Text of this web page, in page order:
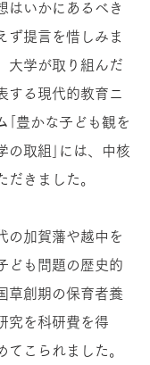
はいかにあるべき
ず提言を惜しみま
大学が取り組んだ
する現代的教育ニ
｢豊かな子ども観を
の取組｣には、中核
だきました。
の加賀藩や越中を
ども問題の歴史的
草創期の保育者養
究を科研費を得
てこられました。